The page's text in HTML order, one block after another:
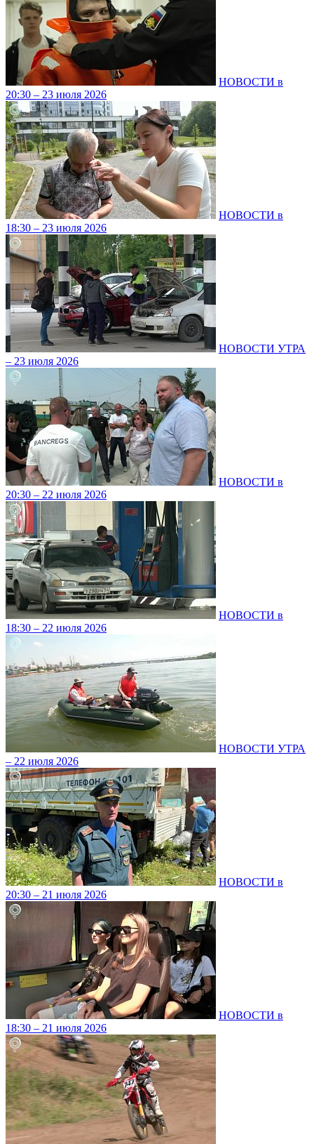
НОВОСТИ в
20:30 – 23 июля 2026
НОВОСТИ в
18:30 – 23 июля 2026
НОВОСТИ УТРА
– 23 июля 2026
НОВОСТИ в
20:30 – 22 июля 2026
НОВОСТИ в
18:30 – 22 июля 2026
НОВОСТИ УТРА
– 22 июля 2026
НОВОСТИ в
20:30 – 21 июля 2026
НОВОСТИ в
18:30 – 21 июля 2026